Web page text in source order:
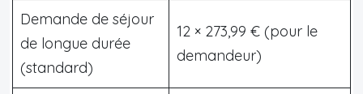
Demande de séjour
de longue durée
(standard)
12 × 273,99 € (pour le
demandeur)